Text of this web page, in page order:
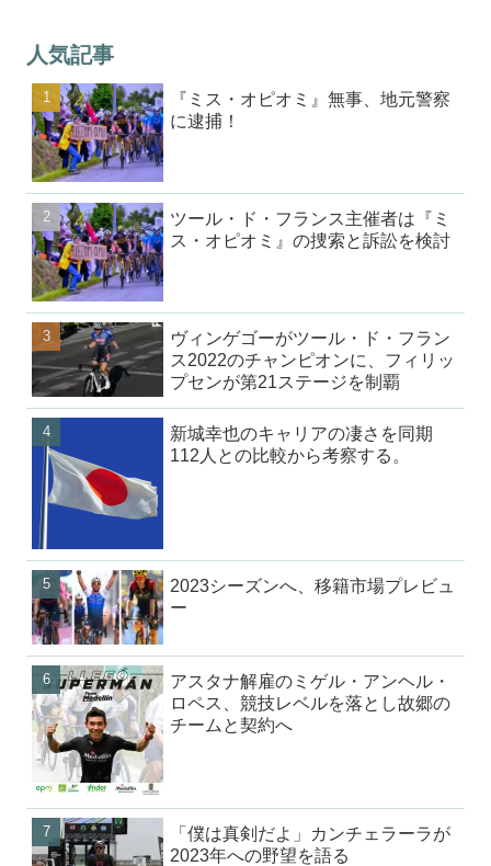
人気記事
『ミス・オピオミ』無事、地元警察
に逮捕！
ツール・ド・フランス主催者は『ミ
ス・オピオミ』の捜索と訴訟を検討
ヴィンゲゴーがツール・ド・フラン
ス2022のチャンピオンに、フィリッ
プセンが第21ステージを制覇
新城幸也のキャリアの凄さを同期
112人との比較から考察する。
2023シーズンへ、移籍市場プレビュ
ー
アスタナ解雇のミゲル・アンヘル・
ロペス、競技レベルを落とし故郷の
チームと契約へ
「僕は真剣だよ」カンチェラーラが
2023年への野望を語る